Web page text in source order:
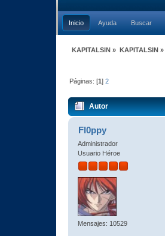
Inicio Ayuda Buscar
KAPITALSIN » KAPITALSIN»
Páginas: [1]2
Autor
Fl0ppy
Administrador
Usuario Héroe
Mensajes: 10529